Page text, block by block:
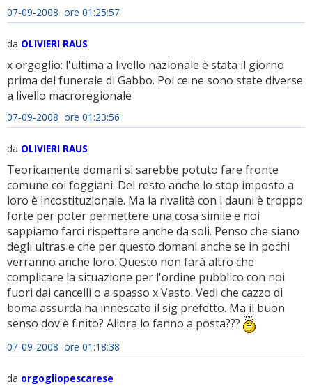
07-09-2008 ore 01:25:57
da OLIVIERI RAUS
x orgoglio: l'ultima a livello nazionale è stata il giorno
prima del funerale di Gabbo. Poi ce ne sono state diverse
a livello macroregionale
07-09-2008 ore 01:23:56
da OLIVIERI RAUS
Teoricamente domani si sarebbe potuto fare fronte
comune coi foggiani. Del resto anche lo stop imposto a
loro è incostituzionale. Ma la rivalità con i dauni è troppo
forte per poter permettere una cosa simile e noi
sappiamo farci rispettare anche da soli. Penso che siano
degli ultras e che per questo domani anche se in pochi
verranno anche loro. Questo non farà altro che
complicare la situazione per l'ordine pubblico con noi
fuori dai cancelli o a spasso x Vasto. Vedi che cazzo di
boma assurda ha innescato il sig prefetto. Ma il buon
senso dov'è finito? Allora lo fanno a posta???
07-09-2008 ore 01:18:38
da orgogliopescarese